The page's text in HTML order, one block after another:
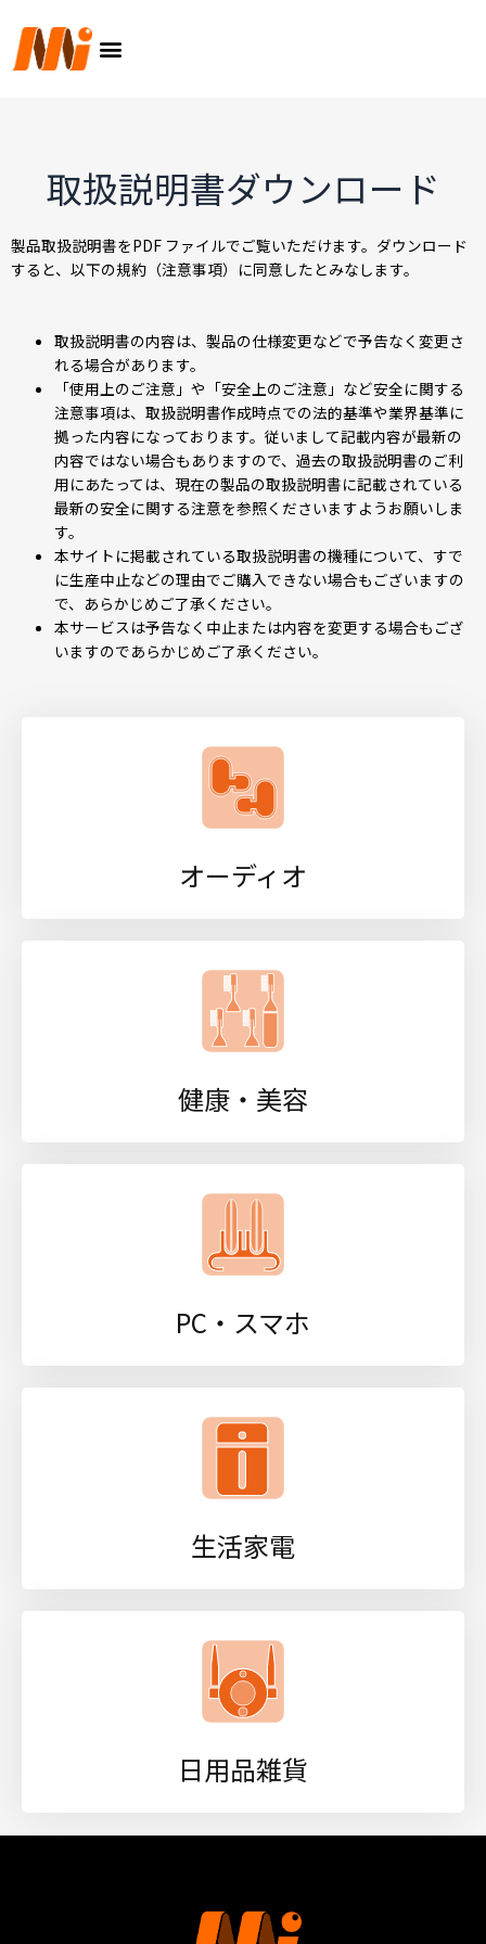
ニ
ュ
取扱説明書ダウンロード
製品取扱説明書をPDF ファイルでご覧いただけます。ダウンロード
すると、以下の規約（注意事項）に同意したとみなします。
取扱説明書の内容は、製品の仕様変更などで予告なく変更さ
れる場合があります。
「使用上のご注意」や「安全上のご注意」など安全に関する
注意事項は、取扱説明書作成時点での法的基準や業界基準に
拠った内容になっております。従いまして記載内容が最新の
内容ではない場合もありますので、過去の取扱説明書のご利
用にあたっては、現在の製品の取扱説明書に記載されている
最新の安全に関する注意を参照くださいますようお願いしま
す。
本サイトに掲載されている取扱説明書の機種について、すで
に生産中止などの理由でご購入できない場合もございますの
で、あらかじめご了承ください。
本サービスは予告なく中止または内容を変更する場合もござ
いますのであらかじめご了承ください。
オーディオ
健康・美容
PC・スマホ
生活家電
日用品雑貨